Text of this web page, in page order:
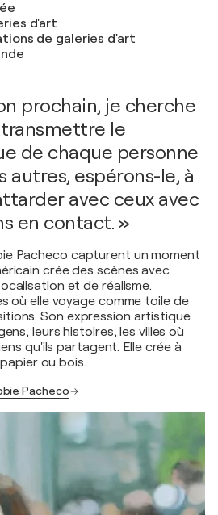
d'art
de galeries d'art
prochain, je cherche
le
de chaque personne
autres, espérons-le, à
avec ceux avec
en contact. »
Pacheco capturent un moment
crée des scènes avec
et de réalisme.
où elle voyage comme toile de
Son expression artistique
leurs histoires, les villes où
qu'ils partagent. Elle crée à
ou bois.
Pacheco